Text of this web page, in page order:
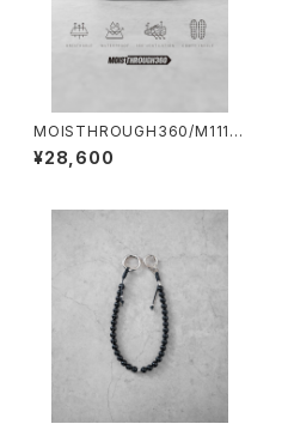
MOISTHROUGH360/M1110
M#1/特許取得・通気防水システ
ム採用”モイスルー360''全天候
¥28,600